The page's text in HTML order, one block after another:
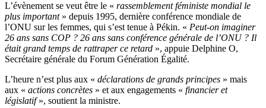
L’évènement se veut être le « rassemblement féministe mondial le
plus important» depuis 1995, dernière conférence mondiale de
l’ONU sur les femmes, qui s’est tenue à Pékin. « Peut-on imaginer
26 ans sans COP ? 26 ans sans conférence générale de l’ONU ? Il
était grand temps de rattraper ce retard », appuie Delphine O,
Secrétaire générale du Forum Génération Égalité.
L’heure n’est plus aux « déclarations de grands principes » mais
aux « actions concrètes » et aux engagements « financier et
législatif», soutient la ministre.